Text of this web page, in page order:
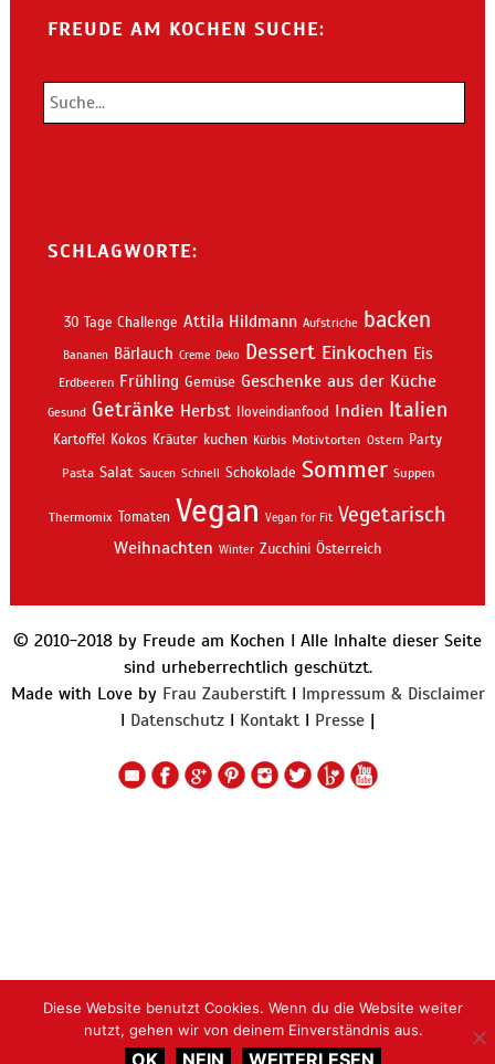
FREUDE AM KOCHEN SUCHE:
SCHLAGWORTE:
30 Tage Challenge Attila Hildmann Aufstriche backen
Bananen Bärlauch Creme Deko Dessert Einkochen Eis
Erdbeeren Frühling Gemüse Geschenke aus der Küche
Gesund Getränke Herbst Iloveindianfood Indien Italien
Kartoffel Kokos Kräuter kuchen Kürbis Motivtorten Ostern Party
Pasta Salat Saucen Schnell Schokolade Sommer Suppen
Thermomix Tomaten Vegan Vegan for Fit Vegetarisch
Weihnachten Winter Zucchini Österreich
© 2010-2018 by Freude am Kochen I Alle Inhalte dieser Seite
sind urheberrechtlich geschützt.
Made with Love by Frau ZauberstiftI Impressum & Disclaimer
I Datenschutz I KontaktI Presse |
Diese Website benutzt Cookies. Wenn du die Website weiter
nutzt, gehen wir von deinem Einverständnis aus.
OK NEIN WEITERLESEN